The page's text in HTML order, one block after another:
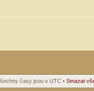
časy jsou v UTC • Smazat